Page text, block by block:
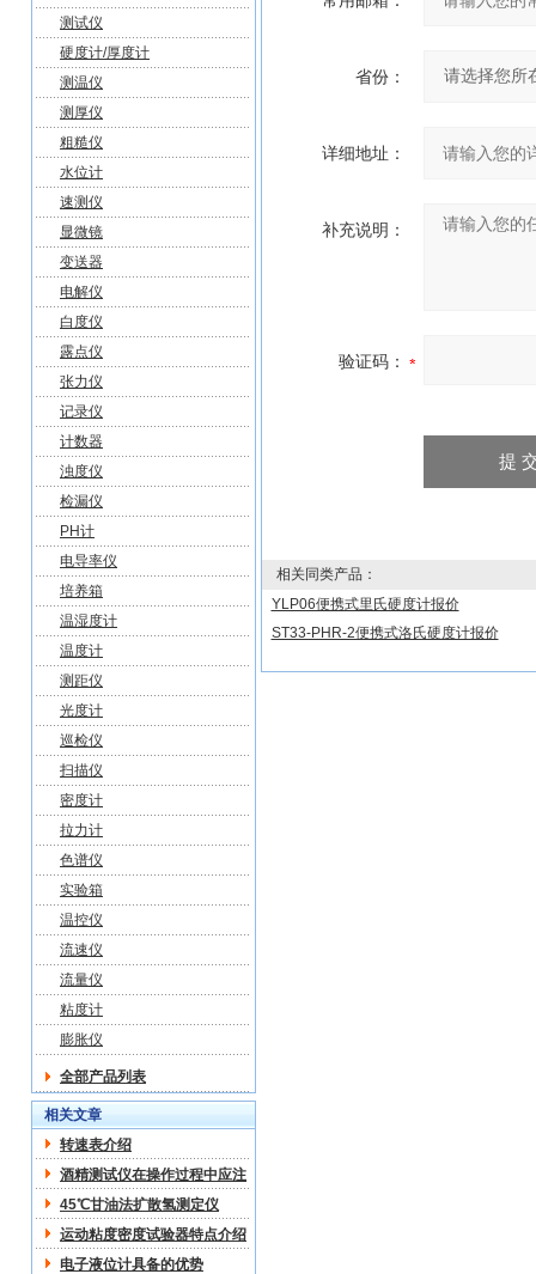
测试仪
硬度计/厚度计
测温仪
测厚仪
粗糙仪
水位计
速测仪
显微镜
变送器
电解仪
白度仪
露点仪
张力仪
记录仪
计数器
浊度仪
检漏仪
PH计
电导率仪
培养箱
温湿度计
温度计
测距仪
光度计
巡检仪
扫描仪
密度计
拉力计
色谱仪
实验箱
温控仪
流速仪
流量仪
粘度计
膨胀仪
全部产品列表
相关文章
转速表介绍
酒精测试仪在操作过程中应注
意哪些
45℃甘油法扩散氢测定仪
运动粘度密度试验器特点介绍
电子液位计具备的优势
省份：
详细地址：
补充说明：
验证码：
相关同类产品：
YLP06便携式里氏硬度计报价
ST33-PHR-2便携式洛氏硬度计报价